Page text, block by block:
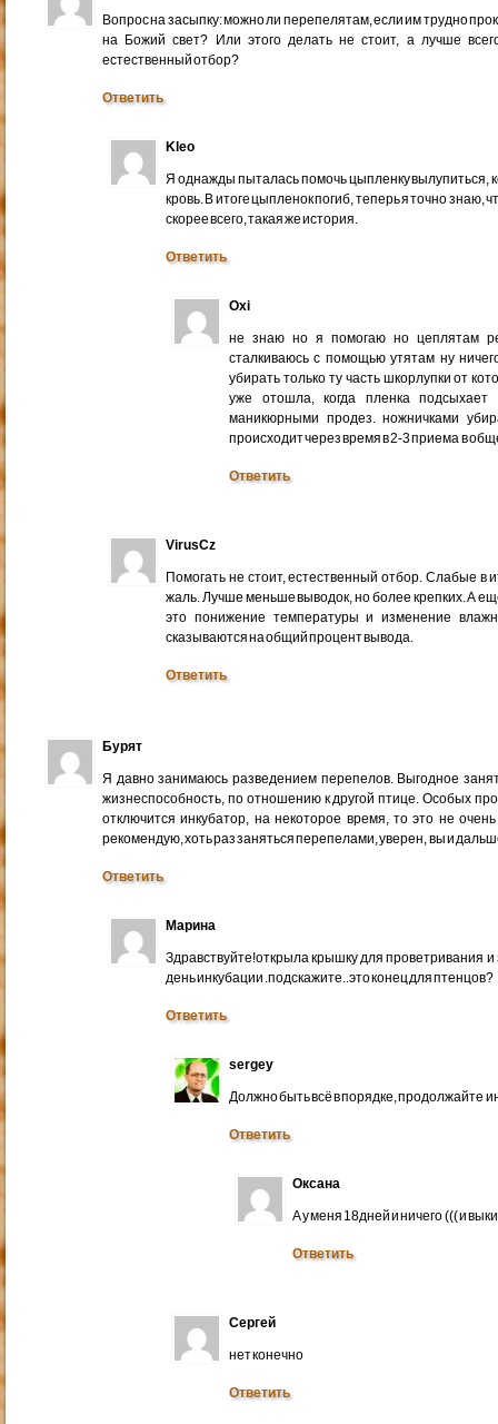
Вопрос на засыпку: можно ли перепелятам, если им трудно
на Божий свет? Или этого делать не стоит, а лучше
естественный отбор?
Ответить
Kleo
Я однажды пыталась помочь цыпленку вылупиться,
кровь. В итоге цыпленок погиб, теперь я точно знаю,
скорее всего, такая же история.
Ответить
Oxi
не знаю но я помогаю но цеплятам
сталкиваюсь с помощью утятам ну
убирать только ту часть шкорлупки от
уже отошла, когда пленка
маникюрными продез. ножничками
происходит через время в 2-3 приема в
Ответить
VirusCz
Помогать не стоит, естественный отбор. Слабые в
жаль. Лучше меньше выводок, но более крепких. А
это понижение температуры и изменение
сказываются на общий процент вывода.
Ответить
Бурят
Я давно занимаюсь разведением перепелов. Выгодное
жизнеспособность, по отношению к другой птице. Особых
отключится инкубатор, на некоторое время, то это не
рекомендую, хоть раз заняться перепелами, уверен, вы и
Ответить
Марина
Здравствуйте!открыла крышку для проветривания
день инкубации .подскажите..это конец для птенцов?
Ответить
sergey
Должно быть всё в порядке, продолжайте
Ответить
Оксана
А у меня 18дней и ничего ((( и
Ответить
Сергей
нет конечно
Ответить